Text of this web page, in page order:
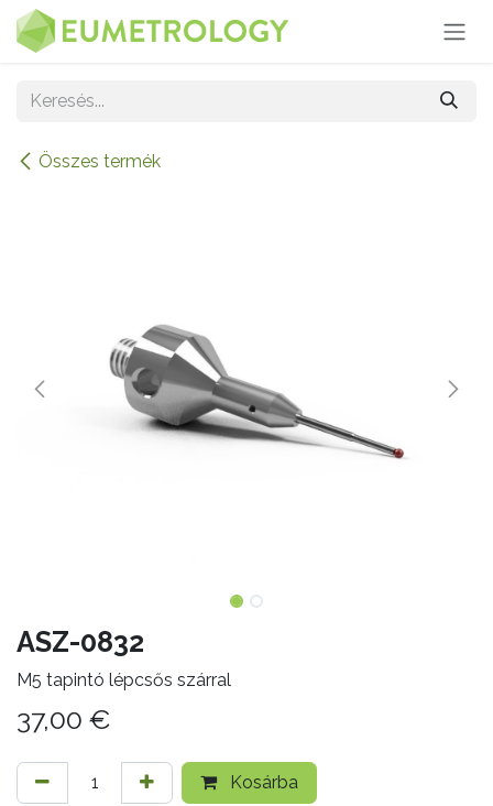
Kihagyás és továbblépés a tartalomhoz
Összes termék
ASZ-0832
M5 tapintó lépcsős szárral
37,00 €
Kosárba